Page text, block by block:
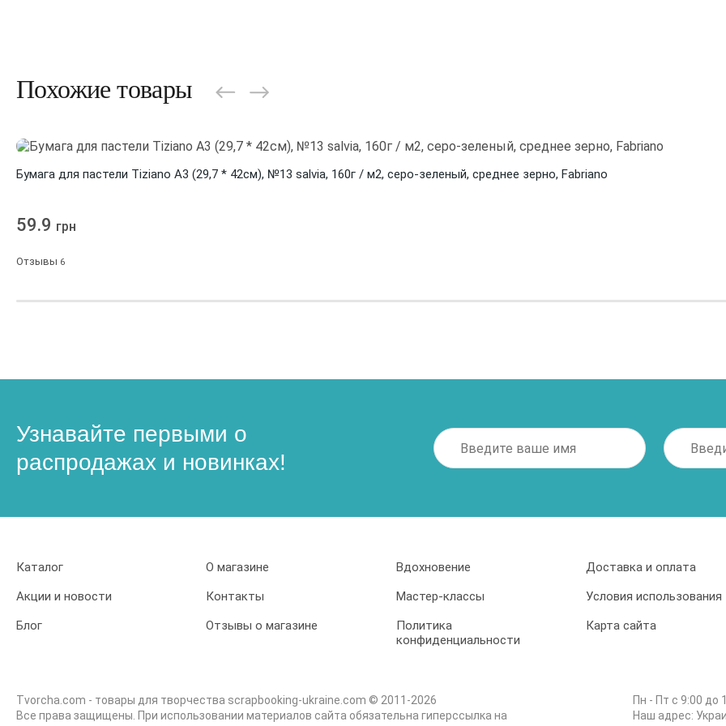
Похожие товары
Бумага для пастели Tiziano A3 (29,7 * 42см), №13 salvia, 160г / м2, серо-зеленый, среднее зерно, Fabriano
59.9 грн
Отзывы 6
Узнавайте первыми о
распродажах и новинках!
Каталог О магазине Вдохновение
Доставка и оплата
Акции и новости
Контакты Мастер-классы
Условия использования
Блог
Отзывы о магазине
Политика
конфиденциальности
Карта сайта
Tvorcha.com - товары для творчества scrapbooking-ukraine.com © 2011-2026
Все права защищены. При использовании материалов сайта обязательна гиперссылка на
Пн - Пт с 9:00 до
Наш адрес: